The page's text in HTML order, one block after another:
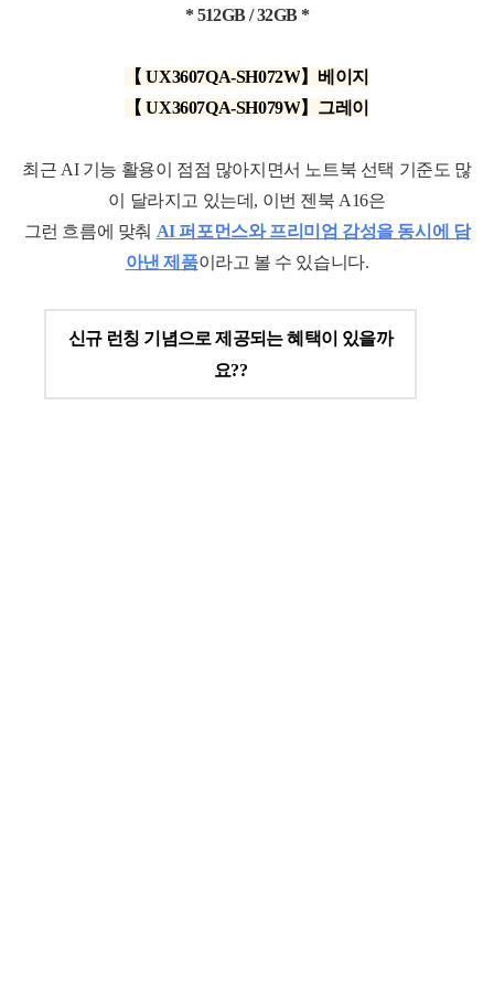
* 512GB/ 32GB *
【 UX3607QA-SH072W】베이지
【 UX3607QA-SH079W】그레이
최근 AI 기능 활용이 점점 많아지면서 노트북 선택 기준도 많
이 달라지고 있는데, 이번 젠북 A16은
그런 흐름에 맞춰 AI 퍼포먼스와 프리미엄 감성을 동시에 담
아낸 제품이라고 볼 수 있습니다.
신규 런칭 기념으로 제공되는 혜택이 있을까
요??